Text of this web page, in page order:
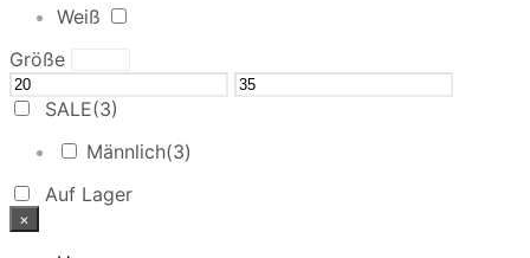
Weiß
Größe
SALE(3)
Männlich(3)
Auf Lager
×